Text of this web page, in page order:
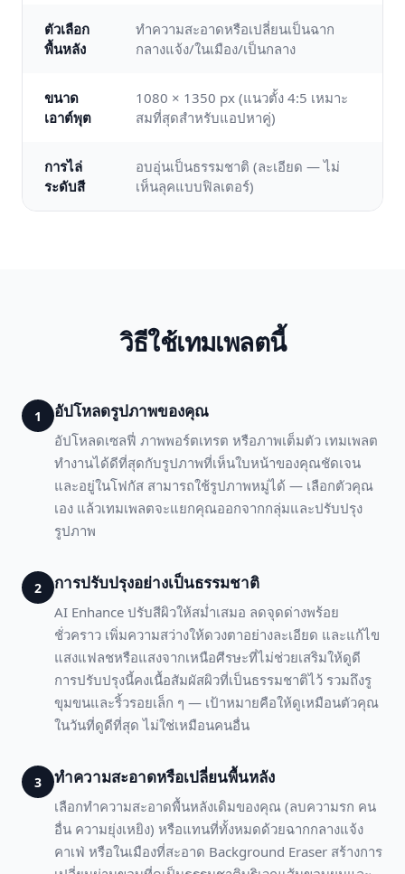
ตัวเลือก
พื้นหลัง
ทำความสะอาดหรือเปลี่ยนเป็นฉาก
กลางแจ้ง/ในเมือง/เป็นกลาง
ขนาด
เอาต์พุต
1080 × 1350 px (แนวตั้ง 4:5 เหมาะ
สมที่สุดสำหรับแอปหาคู่)
การไล่
ระดับสี
อบอุ่นเป็นธรรมชาติ (ละเอียด — ไม่
เห็นลุคแบบฟิลเตอร์)
วิธีใช้เทมเพลตนี้
1 อัปโหลดรูปภาพของคุณ
อัปโหลดเซลฟี่ ภาพพอร์ตเทรต หรือภาพเต็มตัว เทมเพลต
ทำงานได้ดีที่สุดกับรูปภาพที่เห็นใบหน้าของคุณชัดเจน
และอยู่ในโฟกัส สามารถใช้รูปภาพหมู่ได้ — เลือกตัวคุณ
เอง แล้วเทมเพลตจะแยกคุณออกจากกลุ่มและปรับปรุง
รูปภาพ
2 การปรับปรุงอย่างเป็นธรรมชาติ
AI Enhance ปรับสีผิวให้สม่ำเสมอ ลดจุดด่างพร้อย
ชั่วคราว เพิ่มความสว่างให้ดวงตาอย่างละเอียด และแก้ไข
แสงแฟลชหรือแสงจากเหนือศีรษะที่ไม่ช่วยเสริมให้ดูดี
การปรับปรุงนี้คงเนื้อสัมผัสผิวที่เป็นธรรมชาติไว้ รวมถึงรู
ขุมขนและริ้วรอยเล็ก ๆ — เป้าหมายคือให้ดูเหมือนตัวคุณ
ในวันที่ดูดีที่สุด ไม่ใช่เหมือนคนอื่น
3 ทำความสะอาดหรือเปลี่ยนพื้นหลัง
เลือกทำความสะอาดพื้นหลังเดิมของคุณ (ลบความรก คน
อื่น ความยุ่งเหยิง) หรือแทนที่ทั้งหมดด้วยฉากกลางแจ้ง
คาเฟ่ หรือในเมืองที่สะอาด Background Eraser สร้างการ